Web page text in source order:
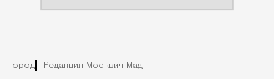
Город Редакция Москвич Mag